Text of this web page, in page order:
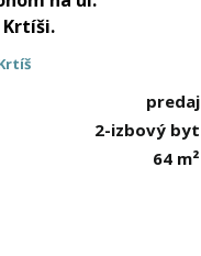
Krtíši.
predaj
2-izbový byt
64 m²